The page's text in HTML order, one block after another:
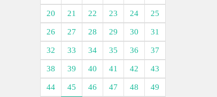
20
21 22 23 24
25
26
27 28 29 30
31
32
33 34 35 36
37
38
39 40 41 42
43
44
45 46 47 48
49